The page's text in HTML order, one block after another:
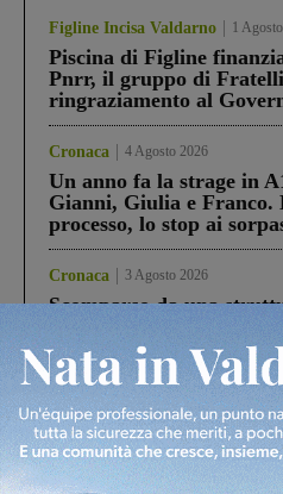
Figline Incisa Valdarno 1
Piscina di Figline
Pnrr, il gruppo di
ringraziamento al
Cronaca 4 Agosto 2026
Un anno fa la strage in
Gianni, Giulia e Franco.
processo, lo stop ai
Cronaca 3 Agosto 2026
Scomparso da una
Fiorentino l’uomo che
Levane nel 2020